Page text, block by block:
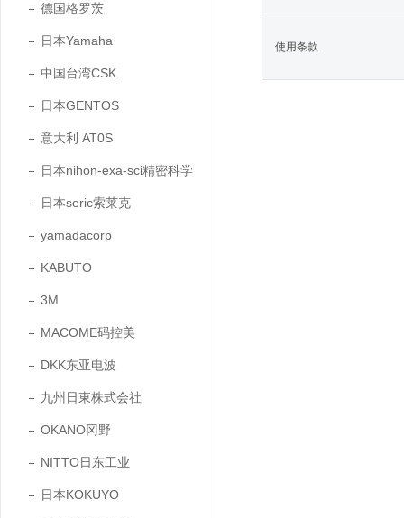
德国格罗茨
日本Yamaha
中国台湾CSK
日本GENTOS
意大利 AT0S
日本nihon-exa-sci精密科学
日本seric索莱克
yamadacorp
KABUTO
3M
MACOME码控美
DKK东亚电波
九州日東株式会社
OKANO冈野
NITTO日东工业
日本KOKUYO
使用条款